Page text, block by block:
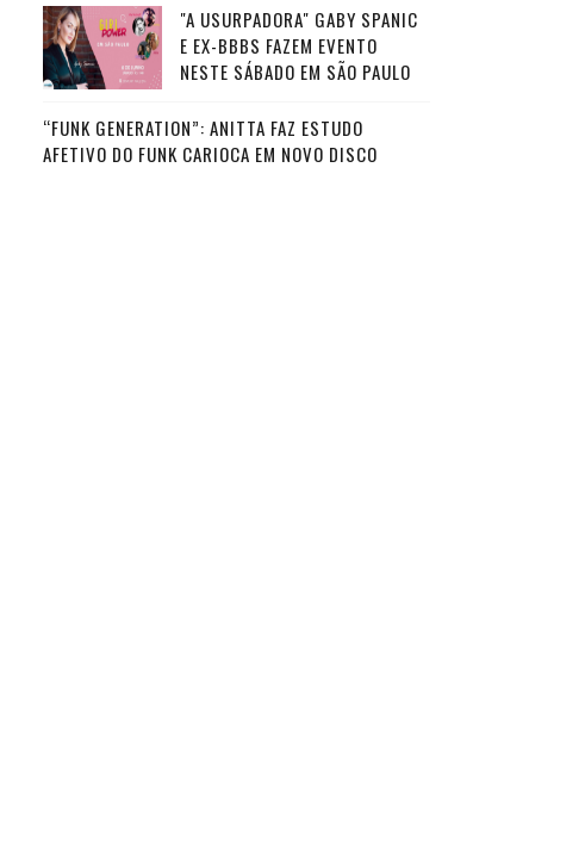
"A USURPADORA" GABY SPANIC
E EX-BBBS FAZEM EVENTO
NESTE SÁBADO EM SÃO PAULO
“FUNK GENERATION”: ANITTA FAZ ESTUDO
AFETIVO DO FUNK CARIOCA EM NOVO DISCO